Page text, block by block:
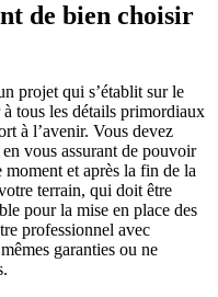
de bien choisir
projet qui s’établit sur le
tous les détails primordiaux
à l’avenir. Vous devez
vous assurant de pouvoir
moment et après la fin de la
terrain, qui doit être
pour la mise en place des
professionnel avec
garanties ou ne